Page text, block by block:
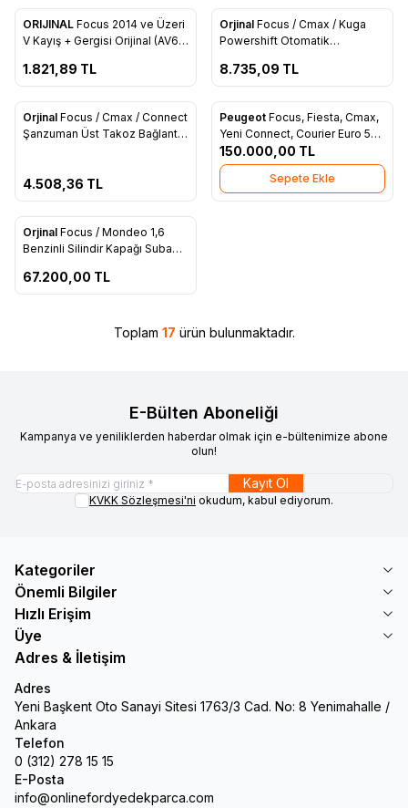
Favorilere Ekle
ORIJINAL Focus 2014 ve Üzeri
V Kayış + Gergisi Orijinal (AV6Q
1.821,89 TL
Favorilere Ekle
Tükendi
Orjinal Focus / Cmax / Kuga
Powershift Otomatik
7M121 KD)
8.735,09 TL
Favorilere Ekle
Orjinal Focus / Cmax / Connect
Şanzuman Üst Takoz Bağlantı
4.508,36 TL
Favorilere Ekle
Peugeot Focus, Fiesta, Cmax,
Yeni Connect, Courier Euro 5
1.6 Servis Motoru (AV6Q 6006
BA)
150.000,00 TL
Sepete Ekle
Favorilere Ekle
Orjinal Focus / Mondeo 1,6
Benzinli Silindir Kapağı Subaplı
67.200,00 TL
Toplam 17 ürün bulunmaktadır.
E-Bülten Aboneliği
Kampanya ve yeniliklerden haberdar olmak için e-bültenimize abone
olun!
Kayıt Ol
KVKK Sözleşmesi'ni okudum, kabul ediyorum.
Kategoriler
Önemli Bilgiler
Hızlı Erişim
Üye
Adres & İletişim
Adres
Yeni Başkent Oto Sanayi Sitesi 1763/3 Cad. No: 8 Yenimahalle /
Ankara
Telefon
0 (312) 278 15 15
E-Posta
info@onlinefordyedekparca.com